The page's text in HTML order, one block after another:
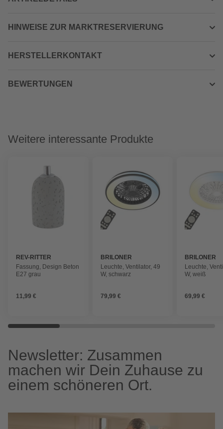
HINWEISE ZUR MARKTRESERVIERUNG
HERSTELLERKONTAKT
BEWERTUNGEN
Weitere interessante Produkte
REV-RITTER
Fassung, Design Beton
E27 grau
11,99 €
BRILONER
Leuchte, Ventilator, 49
W, schwarz
79,99 €
BRILONER
Leuchte,
W, weiß
69,99 €
Newsletter: Zusammen
machen wir Dein Zuhause zu
einem schöneren Ort.